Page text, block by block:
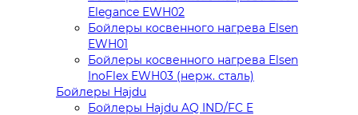
Elegance EWH02
Бойлеры косвенного нагрева Elsen
EWH01
Бойлеры косвенного нагрева Elsen
InoFlex EWH03 (нерж. сталь)
Бойлеры Hajdu
Бойлеры Hajdu AQ IND/FC E